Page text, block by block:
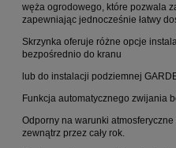
węża ogrodowego, które pozwala
zapewniając jednocześnie łatwy
Skrzynka oferuje różne opcje
bezpośrednio do kranu
lub do instalacji podziemnej
Funkcja automatycznego zwijania
Odporny na warunki
zewnątrz przez cały rok.